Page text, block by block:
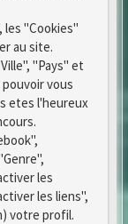
les "Cookies"
au site.
"Pays" et
vous
etes l'heureux
les
les liens",
votre profil.